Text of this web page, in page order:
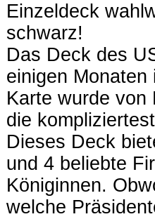
Einzeldeck
schwarz!
Das Deck des
einigen
Karte wurde von
die
Dieses Deck
und 4 beliebte
Königinnen.
welche